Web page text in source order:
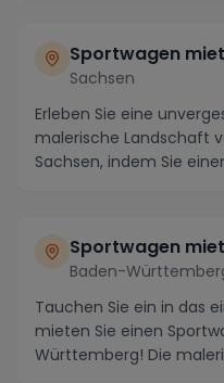
Sportwagen
Sachsen
Erleben Sie eine
malerische Landschaft
Sachsen, indem Sie
Sportwagen
Baden-
Tauchen Sie ein in das
mieten Sie einen
Württemberg! Die